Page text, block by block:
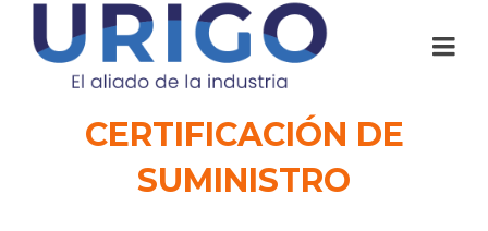
CERTIFICACIÓN DE
SUMINISTRO